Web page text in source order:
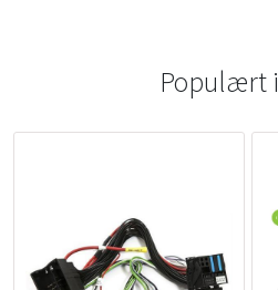
Populært i